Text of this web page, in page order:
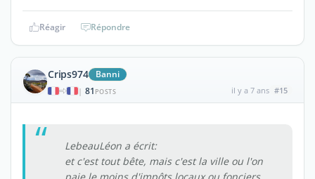
Réagir Répondre
Crips974 Banni
| 81 POSTS il y a 7 ans #15
LebeauLéon a écrit:
et c'est tout bête, mais c'est la ville ou l'on